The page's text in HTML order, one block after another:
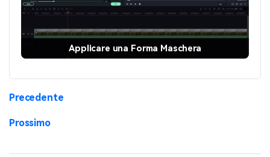
Applicare una Forma Maschera
Precedente
Prossimo